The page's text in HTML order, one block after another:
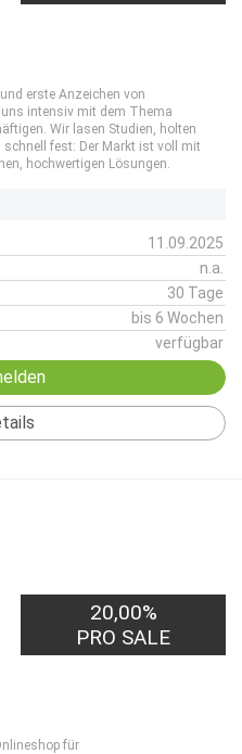
erste Anzeichen von
uns intensiv mit dem Thema
Wir lasen Studien, holten
fest: Der Markt ist voll mit
hochwertigen Lösungen.
11.09.2025
n.a.
30 Tage
bis 6 Wochen
verfügbar
20,00%
PRO SALE
für